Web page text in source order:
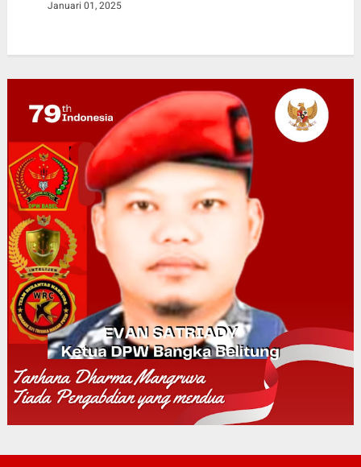
Januari 01, 2025